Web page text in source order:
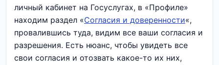
личный кабинет на Госуслугах, в «Профиле»
находим раздел «Согласия и доверенности«,
провалившись туда, видим все ваши согласия и
разрешения. Есть нюанс, чтобы увидеть все
свои согласия и отозвать какое-то их них,